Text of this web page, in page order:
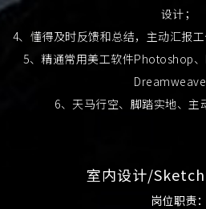
设计；
4、懂得及时反馈和总结，主动汇报
5、精通常用美工软件Photoshop
6、天马行空、脚踏实地、主
室内设计/
岗位职责：